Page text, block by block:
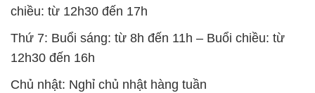
chiều: từ 12h30 đến 17h
Thứ 7: Buổi sáng: từ 8h đến 11h – Buổi chiều: từ
12h30 đến 16h
Chủ nhật: Nghỉ chủ nhật hàng tuần